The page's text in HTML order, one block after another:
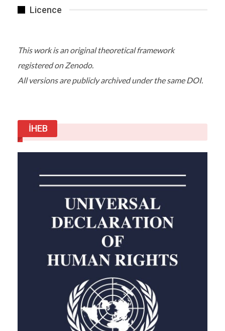
BENZER HABER
Oca 25, 2021
Kahramanmaraş’ta, sürücüsünün kontrolünden
çıkan hafif…
operasyonlarda…
Ara 2, 2018
Android İşletim Sistemi’nin geliştiricisi
SONRAKI 1 2.648
Bu keşif, yeraltı mikrobiyal çeşitliliğinin büyük ve
keşfedilmemiş rezervlerini vurgulayarak, yeni
bileşikler ve ilaçlar için biyolojik keşif potansiyeli
sunmakta, hücrelerin aşırı düşük enerjili
ortamlara nasıl adapte olduğunu anlamamızı
ilerletiyor ve dünya dışı yaşam arayışına ışık
tutuyor. MBL Bağlı Bilim İnsanı Emil Ruff
liderliğindeki yapılan bu çalışma yakın zamanda
Science Advances dergisinde yayımlandı.
Licence
This work is an original theoretical framework
registered on Zenodo.
All versions are publicly archived under the same DOI.
İHEB